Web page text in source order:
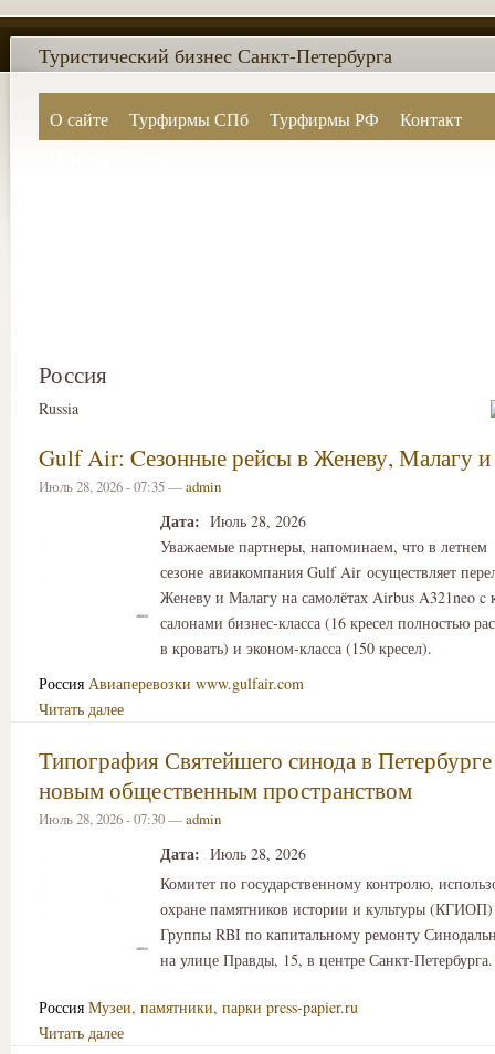
О сайте Турфирмы СПб Турфирмы РФ
Контакт
Туристический бизнес Санкт-Петербурга
Россия
Russia
Gulf Air: Cезонные рейсы в Женеву, Малагу
Июль 28, 2026 - 07:35 —admin
Дата: Июль 28, 2026
Уважаемые партнеры, напоминаем, что в летнем
сезоне авиакомпания Gulf Air осуществляет
Женеву и Малагу на самолётах Airbus A321neo
салонами бизнес-класса (16 кресел полностью
в кровать) и эконом-класса (150 кресел).
Россия Авиаперевозки www.gulfair.com
Читать далее
Типография Святейшего синода в Петербурге
новым общественным пространством
Июль 28, 2026 - 07:30 —admin
Дата: Июль 28, 2026
Комитет по государственному контролю,
охране памятников истории и культуры (КГИОП)
Группы RBI по капитальному ремонту
на улице Правды, 15, в центре Санкт-Петербурга.
Россия Музеи, памятники, парки press-papier.ru
Читать далее